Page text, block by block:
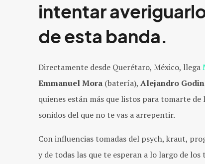
intentar
de esta banda.
Directamente desde Querétaro, México, llega
Emmanuel Mora (batería), Alejandro
quienes están más que listos para tomarte
sonidos del que no te vas a arrepentir.
Con influencias tomadas del psych, kraut,
y de todas las que te esperan a lo largo de